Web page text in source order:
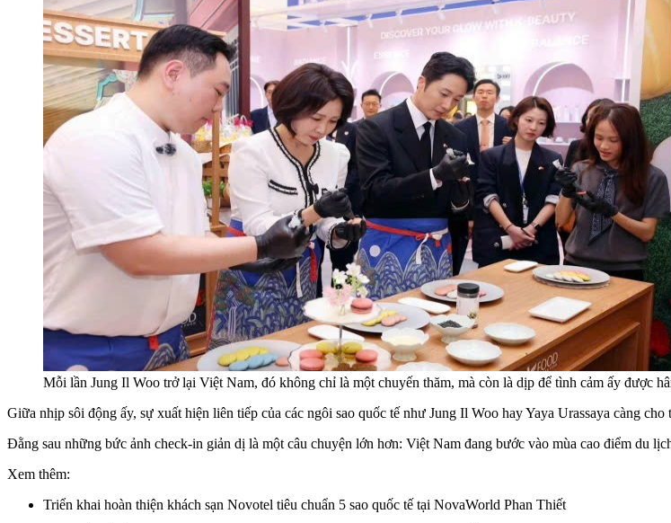
Mỗi lần Jung Il Woo trở lại Việt Nam, đó không chỉ là một chuyến thăm, mà còn là dịp để tình cảm ấy được
Giữa nhịp sôi động ấy, sự xuất hiện liên tiếp của các ngôi sao quốc tế như Jung Il Woo hay Yaya Urassaya càng
Đằng sau những bức ảnh check-in giản dị là một câu chuyện lớn hơn: Việt Nam đang bước vào mùa cao điểm du
Xem thêm:
Triển khai hoàn thiện khách sạn Novotel tiêu chuẩn 5 sao quốc tế tại NovaWorld Phan Thiết